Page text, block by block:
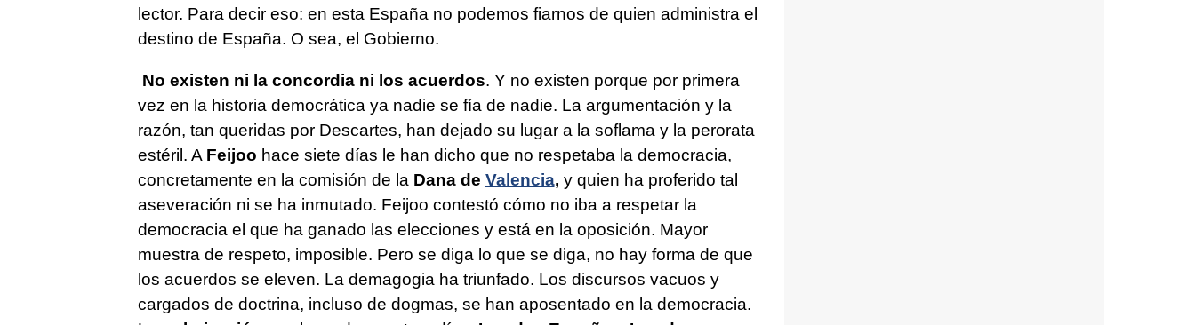
lector. Para decir eso: en esta España no podemos fiarnos de quien administra el
destino de España. O sea, el Gobierno.
No existen ni la concordia ni los acuerdos. Y no existen porque por primera
vez en la historia democrática ya nadie se fía de nadie. La argumentación y la
razón, tan queridas por Descartes, han dejado su lugar a la soflama y la perorata
estéril. A Feijoo hace siete días le han dicho que no respetaba la democracia,
concretamente en la comisión de la Dana de Valencia, y quien ha proferido tal
aseveración ni se ha inmutado. Feijoo contestó cómo no iba a respetar la
democracia el que ha ganado las elecciones y está en la oposición. Mayor
muestra de respeto, imposible. Pero se diga lo que se diga, no hay forma de que
los acuerdos se eleven. La demagogia ha triunfado. Los discursos vacuos y
cargados de doctrina, incluso de dogmas, se han aposentado en la democracia.